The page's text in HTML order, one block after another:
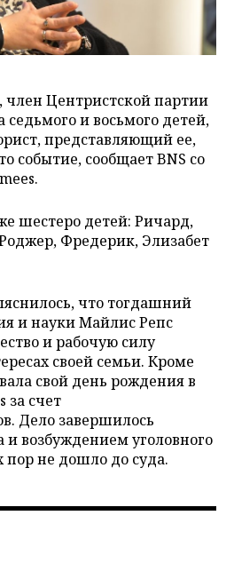
член Центристской партии
и восьмого детей,
представляющий ее,
событие, сообщает BNS со
шестеро детей: Ричард,
Фредерик, Элизабет
что тогдашний
и науки Майлис Репс
и рабочую силу
своей семьи. Кроме
свой день рождения в
за счет
Дело завершилось
и возбуждением уголовного
пор не дошло до суда.